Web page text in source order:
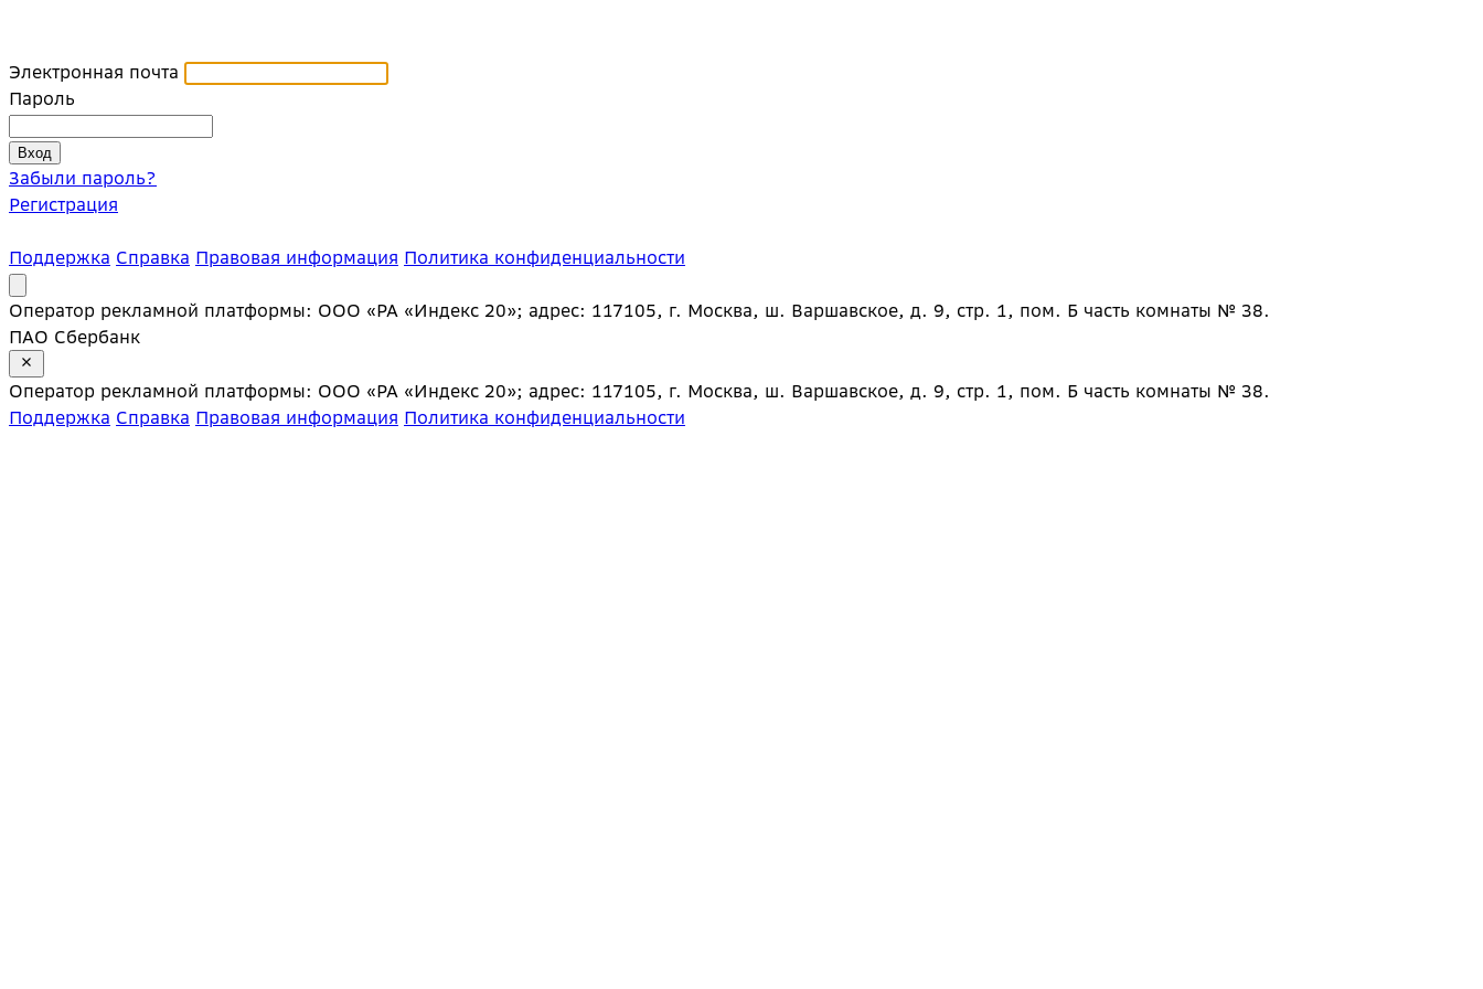
Электронная почта
Пароль
Забыли пароль?
Регистрация
Поддержка Справка Правовая информация Политика конфиденциальности
Оператор рекламной платформы: ООО «РА «Индекс 20»; адрес: 117105, г. Москва, ш. Варшавское, д. 9, стр. 1, пом. Б часть комнаты № 38.
ПАО Сбербанк
Оператор рекламной платформы: ООО «РА «Индекс 20»; адрес: 117105, г. Москва, ш. Варшавское, д. 9, стр. 1, пом. Б часть комнаты № 38.
Поддержка Справка Правовая информация Политика конфиденциальности